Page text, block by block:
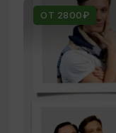
ОТ 2800₽